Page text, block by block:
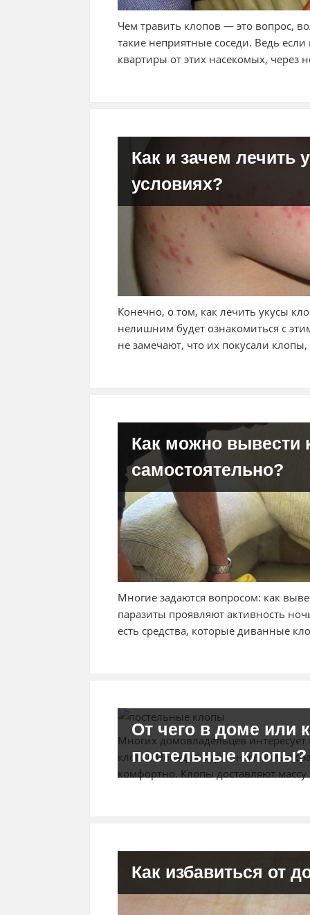
Чем травить клопов — это вопрос,
такие неприятные соседи. Ведь
квартиры от этих насекомых, через
Как и зачем лечить
условиях?
Конечно, о том, как лечить укусы
нелишним будет ознакомиться с
не замечают, что их покусали
Как можно вывести
самостоятельно?
Многие задаются вопросом: как
паразиты проявляют активность
есть средства, которые диванные
От чего в доме или
постельные клопы?
Многих домовладельцев
клопы. Попадая в дом, насекомые
комфортно. Клопы доставляют
Как избавиться от